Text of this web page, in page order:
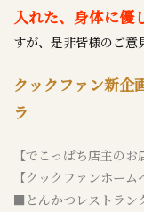
入れた、身体に優
すが、是非皆様のご
クックファン新企
ラ
【でこっぱち店主の
【クックファンホー
■とんかつレストラン